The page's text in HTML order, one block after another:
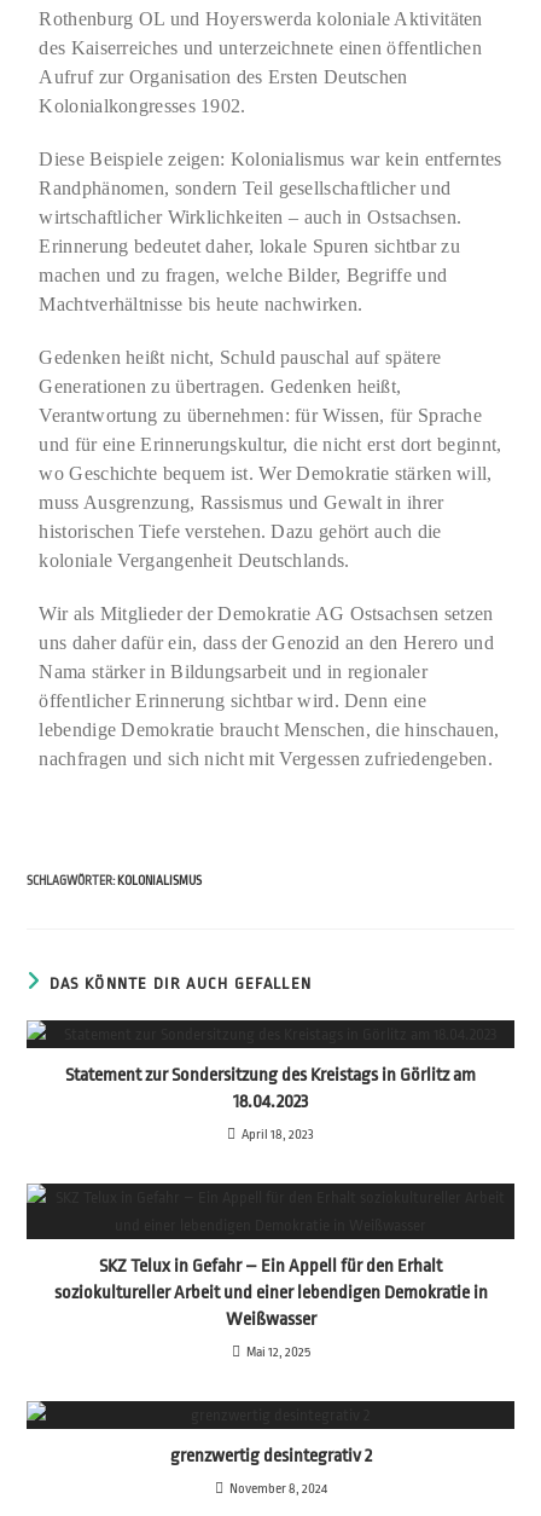
Rothenburg OL und Hoyerswerda koloniale Aktivitäten
des Kaiserreiches und unterzeichnete einen öffentlichen
Aufruf zur Organisation des Ersten Deutschen
Kolonialkongresses 1902.
Diese Beispiele zeigen: Kolonialismus war kein entferntes
Randphänomen, sondern Teil gesellschaftlicher und
wirtschaftlicher Wirklichkeiten – auch in Ostsachsen.
Erinnerung bedeutet daher, lokale Spuren sichtbar zu
machen und zu fragen, welche Bilder, Begriffe und
Machtverhältnisse bis heute nachwirken.
Gedenken heißt nicht, Schuld pauschal auf spätere
Generationen zu übertragen. Gedenken heißt,
Verantwortung zu übernehmen: für Wissen, für Sprache
und für eine Erinnerungskultur, die nicht erst dort beginnt,
wo Geschichte bequem ist. Wer Demokratie stärken will,
muss Ausgrenzung, Rassismus und Gewalt in ihrer
historischen Tiefe verstehen. Dazu gehört auch die
koloniale Vergangenheit Deutschlands.
Wir als Mitglieder der Demokratie AG Ostsachsen setzen
uns daher dafür ein, dass der Genozid an den Herero und
Nama stärker in Bildungsarbeit und in regionaler
öffentlicher Erinnerung sichtbar wird. Denn eine
lebendige Demokratie braucht Menschen, die hinschauen,
nachfragen und sich nicht mit Vergessen zufriedengeben.
SCHLAGWÖRTER: KOLONIALISMUS
DAS KÖNNTE DIR AUCH GEFALLEN
Statement zur Sondersitzung des Kreistags in Görlitz am
18.04.2023
April 18, 2023
SKZ Telux in Gefahr – Ein Appell für den Erhalt
soziokultureller Arbeit und einer lebendigen Demokratie in
Weißwasser
Mai 12, 2025
grenzwertig desintegrativ 2
November 8, 2024